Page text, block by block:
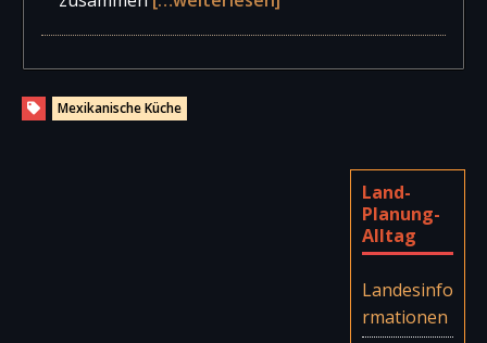
Mexikanische Küche
Land-
Planung-
Alltag
Landesinfo
rmationen